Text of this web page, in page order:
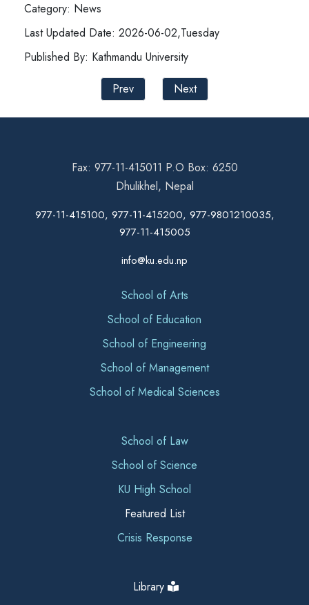
Category: News
Last Updated Date: 2026-06-02,Tuesday
Published By: Kathmandu University
Prev
Next
Fax: 977-11-415011 P.O Box: 6250
Dhulikhel, Nepal
977-11-415100, 977-11-415200, 977-9801210035,
977-11-415005
info@ku.edu.np
School of Arts
School of Education
School of Engineering
School of Management
School of Medical Sciences
School of Law
School of Science
KU High School
Featured List
Crisis Response
Library